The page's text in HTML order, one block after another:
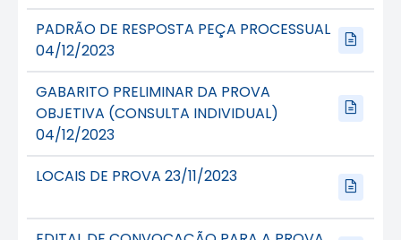
PADRÃO DE RESPOSTA PEÇA PROCESSUAL
04/12/2023
GABARITO PRELIMINAR DA PROVA
OBJETIVA (CONSULTA INDIVIDUAL)
04/12/2023
LOCAIS DE PROVA 23/11/2023